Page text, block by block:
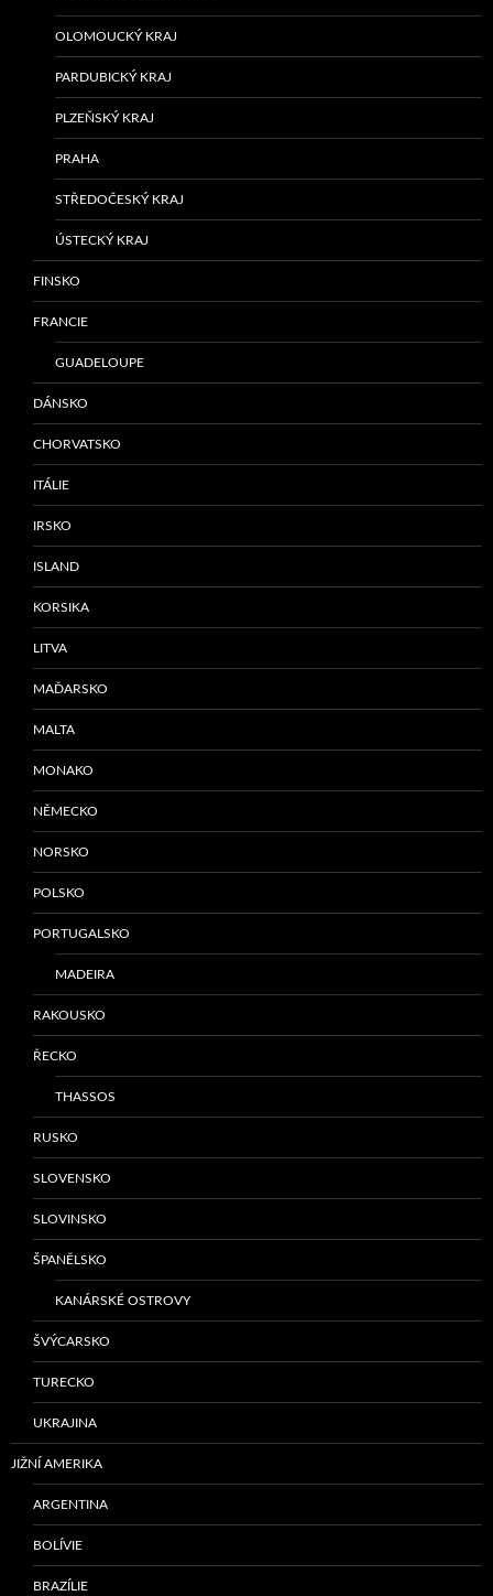
OLOMOUCKÝ KRAJ
PARDUBICKÝ KRAJ
PLZEŇSKÝ KRAJ
PRAHA
STŘEDOČESKÝ KRAJ
ÚSTECKÝ KRAJ
FINSKO
FRANCIE
GUADELOUPE
DÁNSKO
CHORVATSKO
ITÁLIE
IRSKO
ISLAND
KORSIKA
LITVA
MAĎARSKO
MALTA
MONAKO
NĚMECKO
NORSKO
POLSKO
PORTUGALSKO
MADEIRA
RAKOUSKO
ŘECKO
THASSOS
RUSKO
SLOVENSKO
SLOVINSKO
ŠPANĚLSKO
KANÁRSKÉ OSTROVY
ŠVÝCARSKO
TURECKO
UKRAJINA
JIŽNÍ AMERIKA
ARGENTINA
BOLÍVIE
BRAZÍLIE